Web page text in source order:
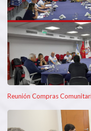
Reunión Compras